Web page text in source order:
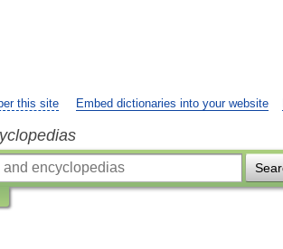
this site Embed dictionaries into your website